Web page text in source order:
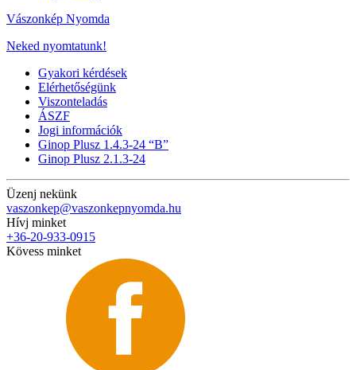
Vászonkép Nyomda
Neked nyomtatunk!
Gyakori kérdések
Elérhetőségünk
Viszonteladás
ÁSZF
Jogi információk
Ginop Plusz 1.4.3-24 “B”
Ginop Plusz 2.1.3-24
Üzenj nekünk
vaszonkep@vaszonkepnyomda.hu
Hívj minket
+36-20-933-0915
Kövess minket